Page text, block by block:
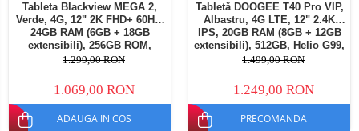
Tableta Blackview MEGA 2,
Verde, 4G, 12" 2K FHD+ 60Hz,
24GB RAM (6GB + 18GB
extensibili), 256GB ROM,
Android 15, Unisoc T615,
Stylus, Face Unlock, Dual SIM
1.299,00 RON
1.069,00 RON
ADAUGA IN COS
Tabletă DOOGEE T40 Pro VIP,
Albastru, 4G LTE, 12" 2.4K
IPS, 20GB RAM (8GB + 12GB
extensibili), 512GB, Helio G99,
10800mAh, 33W, Android 14,
1.499,00 RON
1.249,00 RON
PRECOMANDA